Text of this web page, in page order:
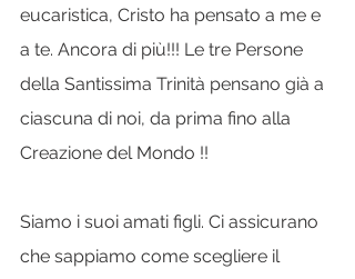
eucaristica, Cristo ha pensato a me e
a te. Ancora di più!!! Le tre Persone
della Santissima Trinità pensano già a
ciascuna di noi, da prima fino alla
Creazione del Mondo !!
Siamo i suoi amati figli. Ci assicurano
che sappiamo come scegliere il